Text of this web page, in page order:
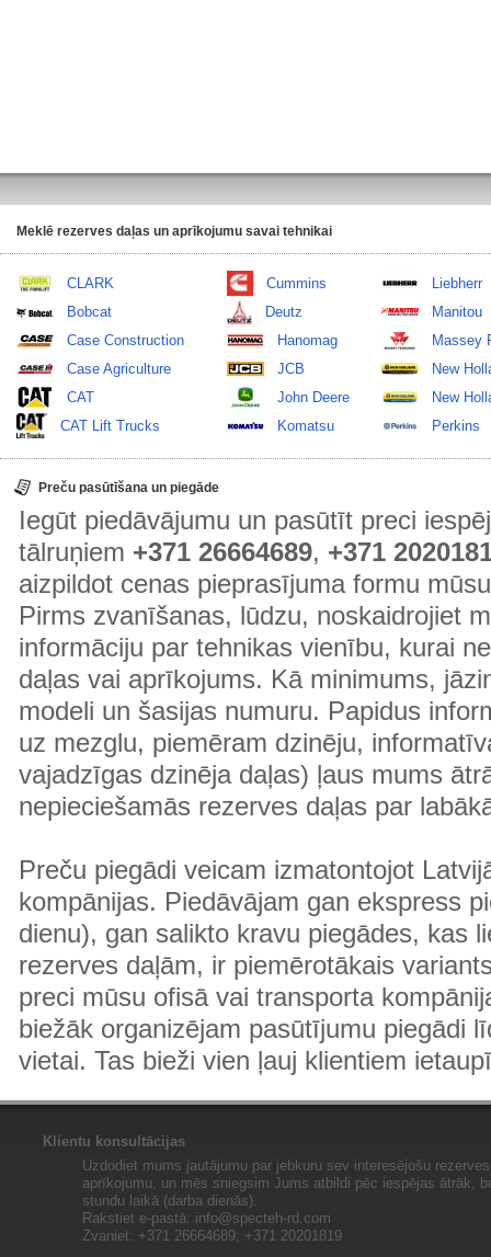
Meklē rezerves daļas un aprīkojumu savai tehnikai
CLARK
Bobcat
Case Construction
Case Agriculture
CAT
CAT Lift Trucks
Cummins
Deutz
Hanomag
JCB
John Deere
Komatsu
Liebherr
Manitou
Massey
New
New
Perkins
Preču pasūtīšana un piegāde
Iegūt piedāvājumu un pasūtīt preci
tālruņiem +371 26664689, +371
aizpildot cenas pieprasījuma formu
Pirms zvanīšanas, lūdzu, noskaidrojiet
informāciju par tehnikas vienību, kurai
daļas vai aprīkojums. Kā minimums,
modeli un šasijas numuru. Papidus
uz mezglu, piemēram dzinēju,
vajadzīgas dzinēja daļas) ļaus mums
nepieciešamās rezerves daļas par
Preču piegādi veicam izmatontojot
kompānijas. Piedāvājam gan ekspress
dienu), gan salikto kravu piegādes, kas
rezerves daļām, ir piemērotākais
preci mūsu ofisā vai transporta
biežāk organizējam pasūtījumu piegādi
vietai. Tas bieži vien ļauj klientiem
Klientu konsultācijas
Uzdodiet mums jautājumu par jebkuru sev interesējošu
aprīkojumu, un mēs sniegsim Jums atbildi pēc iespējas ātrāk,
stundu laikā (darba dienās).
Rakstiet e-pastā: info@specteh-rd.com
Zvaniet: +371 26664689; +371 20201819